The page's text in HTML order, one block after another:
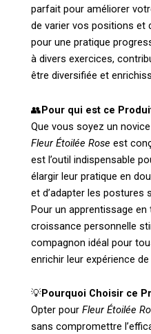
parfait pour améliorer
de varier vos positions et
pour une pratique
à divers exercices,
être diversifiée et
👥Pour qui est ce
Que vous soyez un
Fleur Étoilée Rose est
est l’outil indispensable
élargir leur pratique en
et d’adapter les postures
Pour un apprentissage
croissance personnelle
compagnon idéal pour
enrichir leur expérience de
💡Pourquoi Choisir ce
Opter pour Fleur Étoilée
sans compromettre